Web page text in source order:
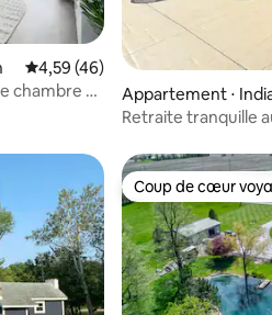
: 4,6 sur 5
Évaluation moyenne sur la base
4,59 (46)
chambre à
Appartement ⋅
Retraite tranquille
Coup de cœur
Coup de cœur